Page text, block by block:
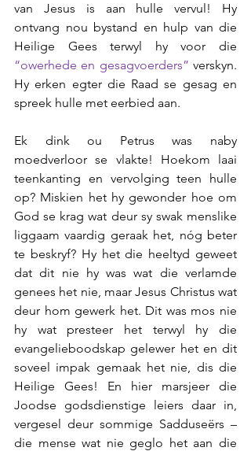
van Jesus is aan hulle vervul! Hy
ontvang nou bystand en hulp van die
“owerhede en gesagvoerders” verskyn.
Hy erken egter die Raad se gesag en
spreek hulle met eerbied aan.
Ek dink ou Petrus was naby
moedverloor se vlakte! Hoekom laai
teenkanting en vervolging teen hulle
op? Miskien het hy gewonder hoe om
God se krag wat deur sy swak menslike
liggaam vaardig geraak het, nóg beter
te beskryf? Hy het die heeltyd geweet
dat dit nie hy was wat die verlamde
genees het nie, maar Jesus Christus wat
deur hom gewerk het. Dit was mos nie
hy wat presteer het terwyl hy die
evangelieboodskap gelewer het en dit
soveel impak gemaak het nie, dis die
Heilige Gees! En hier marsjeer die
Joodse godsdienstige leiers daar in,
vergesel deur sommige Sadduseërs –
die mense wat nie geglo het aan die